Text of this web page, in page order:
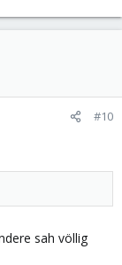
#10
sah völlig